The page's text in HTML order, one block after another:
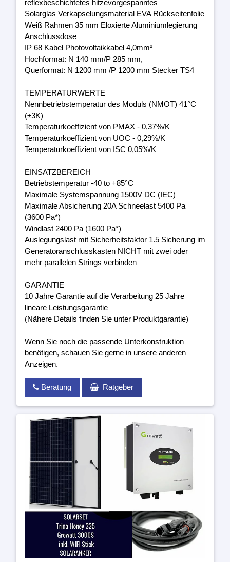
reflexbeschichtetes hitzevorgespanntes
Solarglas Verkapselungsmaterial EVA Rückseitenfolie
Weiß Rahmen 35 mm Eloxierte Aluminiumlegierung
Anschlussdose
IP 68 Kabel Photovoltaikkabel 4,0mm²
Hochformat: N 140 mm/P 285 mm,
Querformat: N 1200 mm /P 1200 mm Stecker TS4
TEMPERATURWERTE
Nennbetriebstemperatur des Moduls (NMOT) 41°C
(±3K)
Temperaturkoeffizient von PMAX - 0,37%/K
Temperaturkoeffizient von UOC - 0,29%/K
Temperaturkoeffizient von ISC 0,05%/K
EINSATZBEREICH
Betriebstemperatur -40 to +85°C
Maximale Systemspannung 1500V DC (IEC)
Maximale Absicherung 20A Schneelast 5400 Pa
(3600 Pa*)
Windlast 2400 Pa (1600 Pa*)
Auslegungslast mit Sicherheitsfaktor 1.5 Sicherung im
Generatoranschlusskasten NICHT mit zwei oder
mehr parallelen Strings verbinden
GARANTIE
10 Jahre Garantie auf die Verarbeitung 25 Jahre
lineare Leistungsgarantie
(Nähere Details finden Sie unter Produktgarantie)
Wenn Sie noch die passende Unterkonstruktion
benötigen, schauen Sie gerne in unsere anderen
Anzeigen.
Beratung Ratgeber